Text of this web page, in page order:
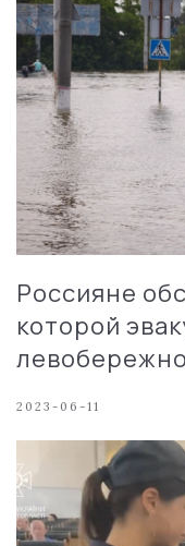
Россияне
которой
2023-06-11